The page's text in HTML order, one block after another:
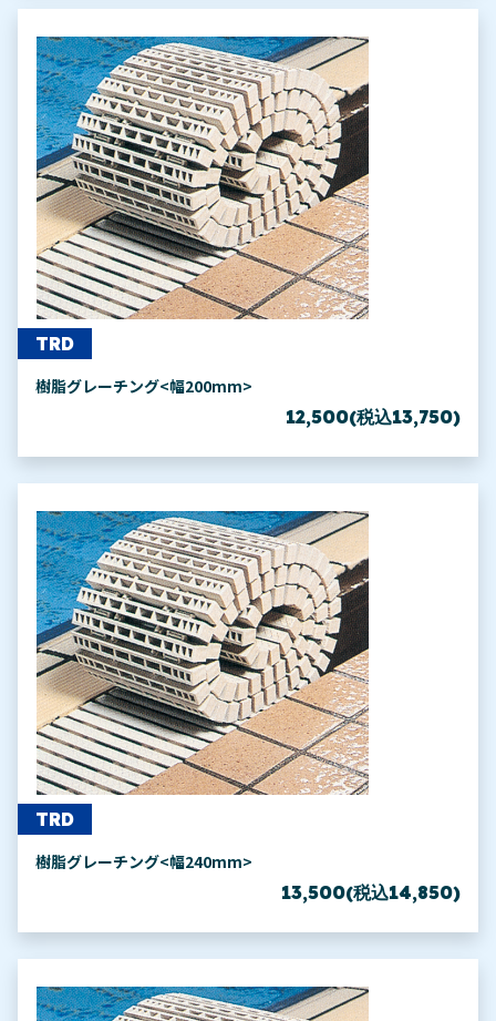
TRD
樹脂グレーチング<幅200mm>
12,500(税込13,750)
TRD
樹脂グレーチング<幅240mm>
13,500(税込14,850)